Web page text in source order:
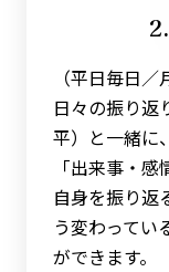
（平日毎日／
日々の振り返
平）と一緒に
「出来事・
自身を振り返
う変わってい
ができます。